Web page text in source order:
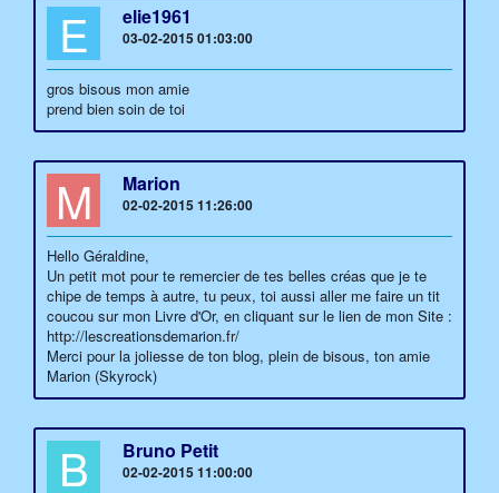
E elie1961
03-02-2015 01:03:00
gros bisous mon amie
prend bien soin de toi
M Marion
02-02-2015 11:26:00
Hello Géraldine,
Un petit mot pour te remercier de tes belles créas que je te
chipe de temps à autre, tu peux, toi aussi aller me faire un tit
coucou sur mon Livre d'Or, en cliquant sur le lien de mon Site :
http://lescreationsdemarion.fr/
Merci pour la joliesse de ton blog, plein de bisous, ton amie
Marion (Skyrock)
B Bruno Petit
02-02-2015 11:00:00